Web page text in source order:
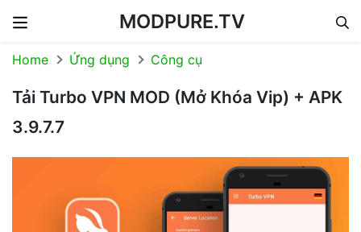
MODPURE.TV
Home Ứng dụng Công cụ
Tải Turbo VPN MOD (Mở Khóa Vip) + APK
3.9.7.7